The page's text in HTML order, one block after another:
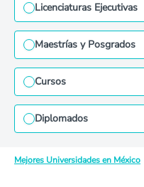
Licenciaturas Ejecutivas
Maestrías y Posgrados
Cursos
Diplomados
Mejores Universidades en México